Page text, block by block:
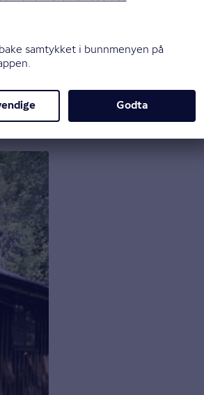
torvtak. Det finnes imidlertid